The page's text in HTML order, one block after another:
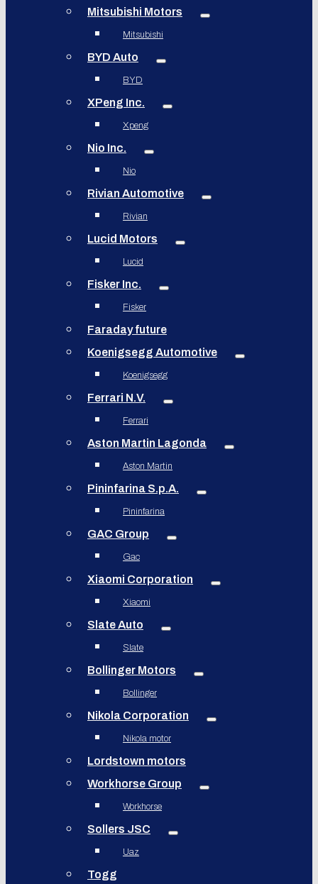
Mitsubishi Motors
Mitsubishi
BYD Auto
BYD
XPeng Inc.
Xpeng
Nio Inc.
Nio
Rivian Automotive
Rivian
Lucid Motors
Lucid
Fisker Inc.
Fisker
Faraday future
Koenigsegg Automotive
Koenigsegg
Ferrari N.V.
Ferrari
Aston Martin Lagonda
Aston Martin
Pininfarina S.p.A.
Pininfarina
GAC Group
Gac
Xiaomi Corporation
Xiaomi
Slate Auto
Slate
Bollinger Motors
Bollinger
Nikola Corporation
Nikola motor
Lordstown motors
Workhorse Group
Workhorse
Sollers JSC
Uaz
Togg